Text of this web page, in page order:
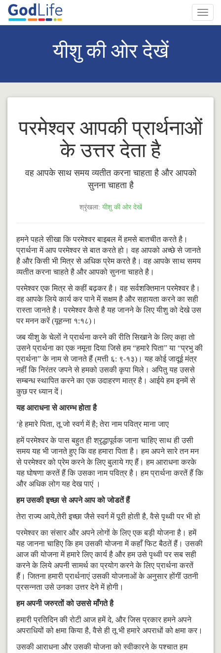
यीशु की ओर देखें
परमेश्वर आपकी प्रार्थनाओं
के उत्तर देता है
वह आपके साथ समय व्यतीत करना चाहता है और आपको
सुनना चाहता है
श्रृंखला: यीशु की ओर देखें
हमने पहले सीखा कि परमेश्वर बाइबल में हमसे बातचीत करते है।
प्रार्थना में आप परमेश्वर से बात करते हो। वह आपको अच्छे से जानते
है और किसी भी मित्र से अधिक प्रेम करते है। वह आपके साथ समय
व्यतीत करना चाहते है और आपको सुनना चाहते है।
परमेश्वर एक मित्र से कहीं बढ़कर है। वह सर्वशक्तिमान परमेश्वर है।
वह आपके लिये कार्य कर पाने में सक्षम है और सहायता करने का सही
रास्ता जानते है। परमेश्वर कैसे है यह जानने के लिए यीशु को देखे उस
पर मनन करें (यूहन्ना १:१८)।
जब यीशु के चेलों ने प्रार्थना करने की रीति सिखाने के लिए कहा तो
उसने प्रार्थना का एक नमूना दिया जिसे हम “हमारे पिता” या “प्रभु की
प्रार्थना” के नाम से जानते हैं (मत्ती ६: ९-१३)। यह कोई जादूई मंत्र
नहीं कि निरंतर जपने से हमको उसकी कृपा मिले। अपितु यह उससे
सम्बन्ध स्थापित करने का एक उदाहरण मात्र है। आईये हम इनमें से
कुछ पर ध्यान दें।
यह आराधना से आरम्भ होता है
‘हे हमारे पिता, तू जो स्वर्ग में है; तेरा नाम पवित्र माना जाए
हमें परमेश्वर के पास बहुत ही श्रृद्धापूर्वक जाना चाहिए साथ ही उसी
समय यह भी जानते हुए कि वह हमारा पिता है। हम अपने सारे तन मन
से परमेश्वर को प्रेम करने के लिए बुलाये गए हैं। हम आराधना करके
यह घोषणा करतें हैं कि उसका नाम पवित्र है। हम प्रार्थना करतें हैं कि
और अधिक लोग यह देख पाएं ।
हम उसकी इच्छा से अपने आप को जोडतें हैं
तेरा राज्य आये,तेरी इच्छा जैसे स्वर्ग में पूरी होती है, वैसे पृथ्वी पर भी हो
परमेश्वर का संसार और अपने लोगों के लिए एक बड़ी योजना है। हमें
यह जानना चाहिए कि हम उसकी योजना में कहाँ फिट बैठतें हैं। उसकी
आज की योजना में हमारे लिए कार्य है और हम उसे पृथ्वी पर सब सही
करने के लिये अपनी सामर्थ का प्रयोग करने के लिए प्रार्थना करतें
हैं। जितना हमारी प्रार्थनाएं उसकी योजनाओं के अनुसार होंगीं उतनी
प्रसन्नता उसे उनका उत्तर देने में होगी।
हमअपनी जरुरतों को उससे माँगते है
हमारी प्रतिदिन की रोटी आज हमें दे, और जिस प्रकार हमने अपने
अपराधियों को क्षमा किया है, वैसे ही तू भी हमारे अपराधों को क्षमा कर।
उसकी आराधना और उसकी योजना को स्वीकारने के पश्चात हम